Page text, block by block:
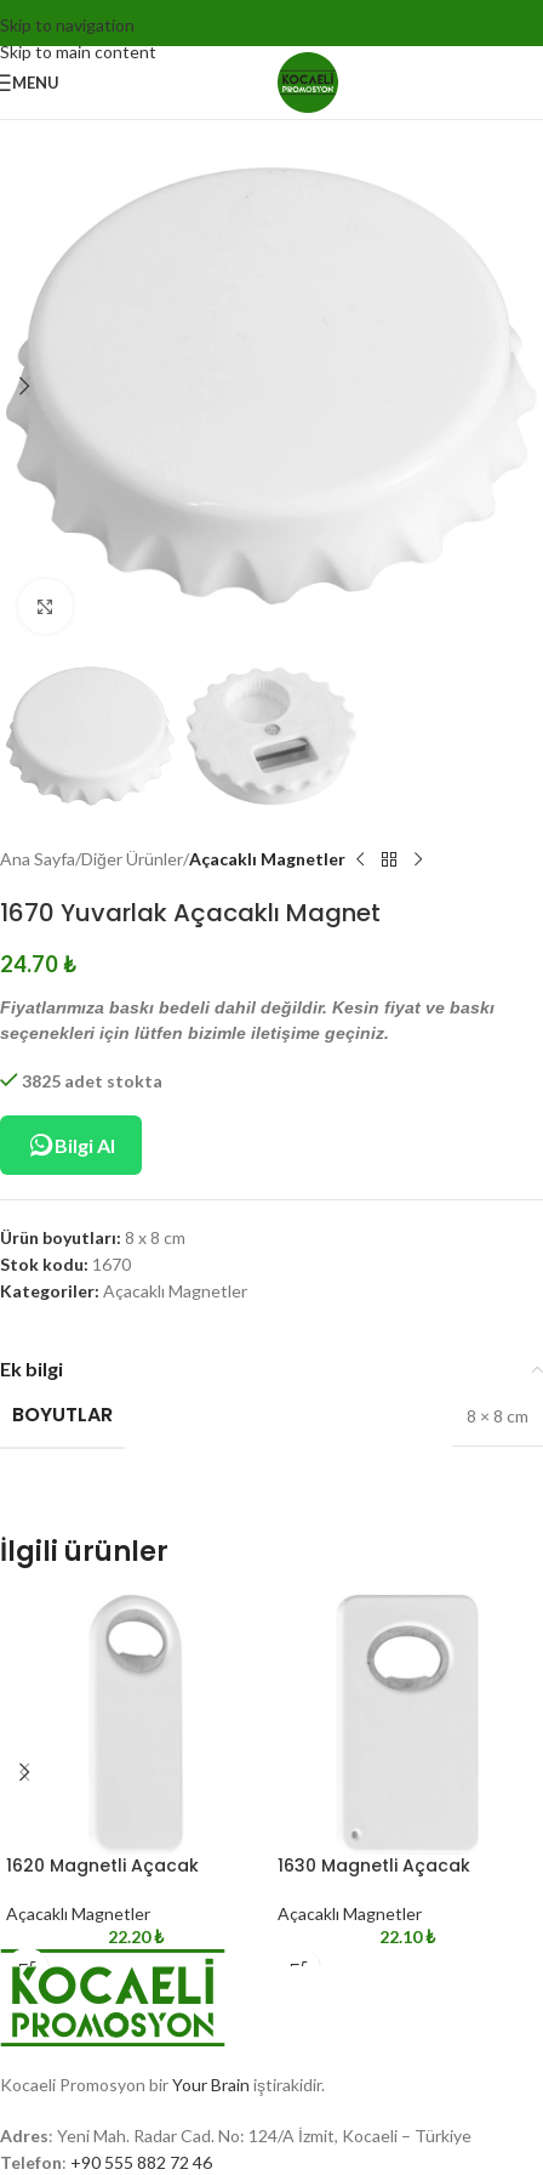
Skip to navigation
Skip to main content
MENU
Ana Sayfa Diğer Ürünler Açacaklı Magnetler
1670 Yuvarlak Açacaklı Magnet
24.70₺
Fiyatlarımıza baskı bedeli dahil değildir. Kesin fiyat ve baskı
seçenekleri için lütfen bizimle iletişime geçiniz.
3825 adet stokta
Bilgi Al
Ürün boyutları: 8 x 8 cm
Stok kodu: 1670
Kategoriler: Açacaklı Magnetler
Ek bilgi
BOYUTLAR 8 × 8 cm
İlgili ürünler
1620 Magnetli Açacak
Açacaklı Magnetler
22.20₺
1630 Magnetli Açacak
Açacaklı Magnetler
22.10₺
Kocaeli Promosyon birYour Brain iştirakidir.
Adres: Yeni Mah. Radar Cad. No: 124/A İzmit, Kocaeli – Türkiye
Telefon: +90 555 882 72 46